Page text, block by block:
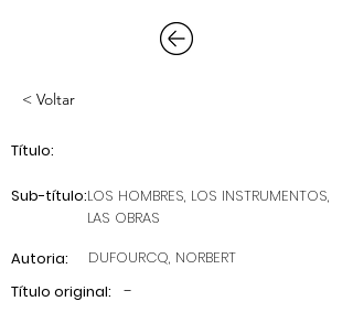
< Voltar
Título:
LOS HOMBRES, LOS INSTRUMENTOS,
LAS OBRAS
Sub-título:
Autoria:
DUFOURCQ, NORBERT
Título original:
-